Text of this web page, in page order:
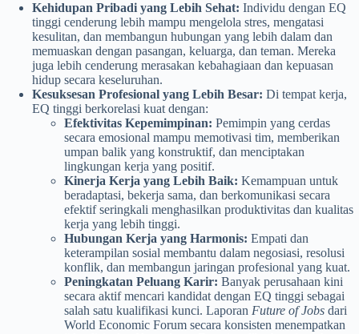
Kehidupan Pribadi yang Lebih Sehat: Individu dengan EQ
tinggi cenderung lebih mampu mengelola stres, mengatasi
kesulitan, dan membangun hubungan yang lebih dalam dan
memuaskan dengan pasangan, keluarga, dan teman. Mereka
juga lebih cenderung merasakan kebahagiaan dan kepuasan
hidup secara keseluruhan.
Kesuksesan Profesional yang Lebih Besar: Di tempat kerja,
EQ tinggi berkorelasi kuat dengan:
Efektivitas Kepemimpinan: Pemimpin yang cerdas
secara emosional mampu memotivasi tim, memberikan
umpan balik yang konstruktif, dan menciptakan
lingkungan kerja yang positif.
Kinerja Kerja yang Lebih Baik: Kemampuan untuk
beradaptasi, bekerja sama, dan berkomunikasi secara
efektif seringkali menghasilkan produktivitas dan kualitas
kerja yang lebih tinggi.
Hubungan Kerja yang Harmonis: Empati dan
keterampilan sosial membantu dalam negosiasi, resolusi
konflik, dan membangun jaringan profesional yang kuat.
Peningkatan Peluang Karir: Banyak perusahaan kini
secara aktif mencari kandidat dengan EQ tinggi sebagai
salah satu kualifikasi kunci. Laporan Future of Jobs dari
World Economic Forum secara konsisten menempatkan